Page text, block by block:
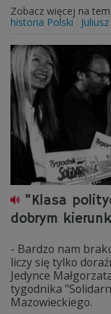
Zobacz więcej na
historia Polski
"Klasa
dobrym
- Bardzo nam
liczy się tylko
Jedynce
tygodnika
Mazowieckiego.